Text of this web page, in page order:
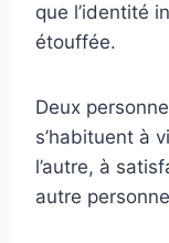
que l’identité
étouffée.
Deux
s’habituent à
l’autre, à
autre